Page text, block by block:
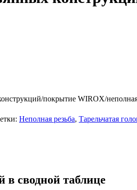
покрытие WIROX/неполная
Неполная резьба, Тарельчатая
сводной таблице